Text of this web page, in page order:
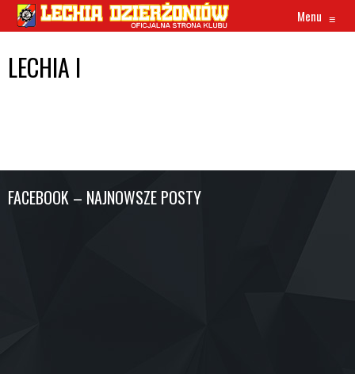
Menu ≡
LECHIA I
FACEBOOK – NAJNOWSZE POSTY